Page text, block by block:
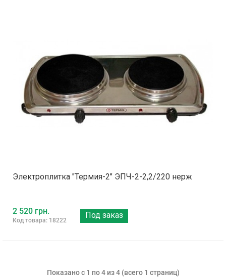
Электроплитка "Термия-2" ЭПЧ-2-2,2/220 нерж
2 520 грн.
Код товара: 18222
Под заказ
Показано с 1 по 4 из 4 (всего 1 страниц)